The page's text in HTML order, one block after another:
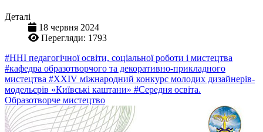
Деталі
18 червня 2024
Перегляди: 1793
#ННІ педагогічної освіти, соціальної роботи і мистецтва
#кафедра образотворчого та декоративно-прикладного
мистецтва #XXIV міжнародний конкурс молодих дизайнерів-
модельєрів «Київські каштани» #Середня освіта.
Образотворче мистецтво